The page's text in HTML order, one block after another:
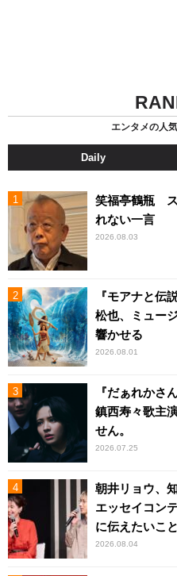
エンタメの人
Daily
笑福亭鶴瓶 ス
れない一言
2026.08.03
『モアナと伝
松也、ミュー
響かせる
2026.08.01
『だぁれかさ
鎮西寿々歌主
せん。
2026.07.25
朝井リョウ、
エッセイコン
に伝えたいこと
2026.08.04